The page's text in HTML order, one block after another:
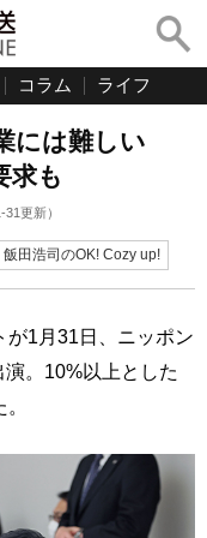
コラム ライフ
には難しい
求も
31更新）
飯田浩司のOK! Cozy up!
が1月31日、ニッポン
。10%以上とした